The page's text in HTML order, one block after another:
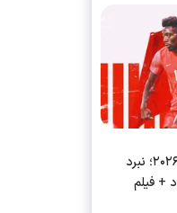
معرفی گروه B جام جهانی ۲۰۲۶؛ نبرد
+ فیلم